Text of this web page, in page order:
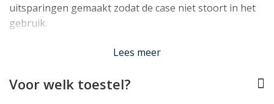
uitsparingen gemaakt zodat de case niet stoort in het
gebruik.
Lees minder
Lees meer
Voor welk toestel?